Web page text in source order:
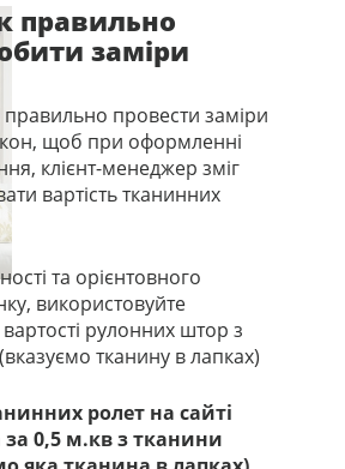
правильно
заміри
провести заміри
щоб при оформленні
клієнт-менеджер зміг
вартість тканинних
та орієнтовного
використовуйте
рулонних штор з
тканину в лапках)
ролет на сайті
за 0,5 м.кв з тканини